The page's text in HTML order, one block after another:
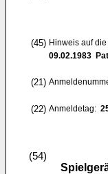
(45) Hinweis auf
09.02.1983
(21)
(22) Anmeldetag:
(54)